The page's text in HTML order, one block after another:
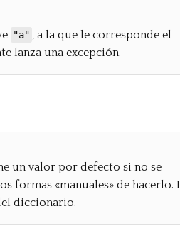
"a" , a la que le corresponde el
lanza una excepción.
un valor por defecto si no se
formas «manuales» de hacerlo.
diccionario.